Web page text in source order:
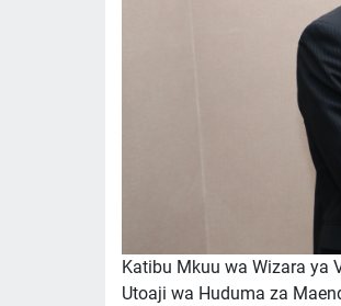
Katibu Mkuu wa Wizara ya
Utoaji wa Huduma za